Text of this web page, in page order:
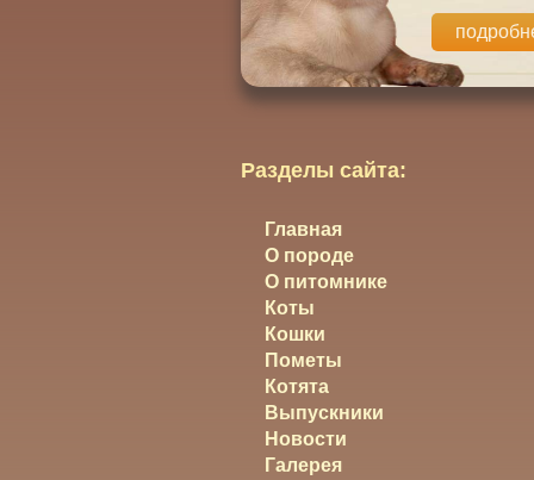
Разделы сайта:
Главная
О породе
О питомнике
Коты
Кошки
Пометы
Котята
Выпускники
Новости
Галерея